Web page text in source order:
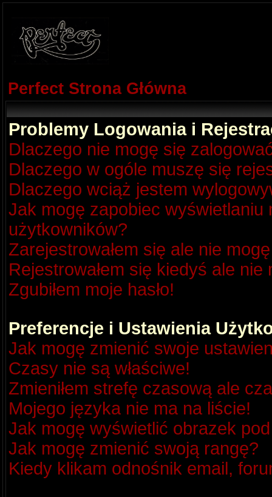
Perfect Strona Główna
Problemy Logowania i
Dlaczego nie mogę się
Dlaczego w ogóle muszę się
Dlaczego wciąż jestem
Jak mogę zapobiec
użytkowników?
Zarejestrowałem się ale nie
Rejestrowałem się kiedyś ale
Zgubiłem moje hasło!
Preferencje i Ustawienia
Jak mogę zmienić swoje
Czasy nie są właściwe!
Zmieniłem strefę czasową ale
Mojego języka nie ma na liście!
Jak mogę wyświetlić obrazek
Jak mogę zmienić swoją rangę?
Kiedy klikam odnośnik email,